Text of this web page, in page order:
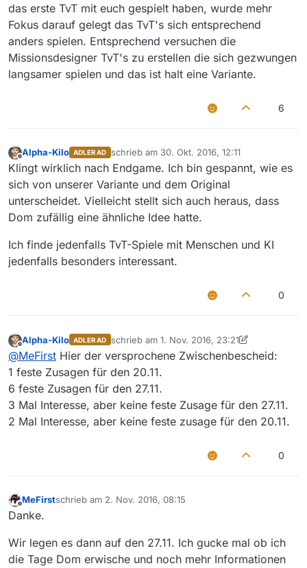
das erste TvT mit euch gespielt haben, wurde mehr
Fokus darauf gelegt das TvT's sich entsprechend
anders spielen. Entsprechend versuchen die
Missionsdesigner TvT's zu erstellen die sich gezwungen
langsamer spielen und das ist halt eine Variante.
6
Offline
Alpha-Kilo ADLER AD schrieb am 30. Okt. 2016, 12:11
zuletzt editiert von
Klingt wirklich nach Endgame. Ich bin gespannt, wie es
sich von unserer Variante und dem Original
unterscheidet. Vielleicht stellt sich auch heraus, dass
Dom zufällig eine ähnliche Idee hatte.
Ich finde jedenfalls TvT-Spiele mit Menschen und KI
jedenfalls besonders interessant.
0
Offline
Alpha-Kilo ADLER AD schrieb am 1. Nov. 2016, 23:21
zuletzt editiert von Alpha-Kilo11. Jan. 2016,
@MeFirst Hier der versprochene Zwischenbescheid:
1 feste Zusagen für den 20.11.
6 feste Zusagen für den 27.11.
3 Mal Interesse, aber keine feste Zusage für den 27.11.
2 Mal Interesse, aber keine feste zusage für den 20.11.
0
Offline
MeFirstschrieb am 2. Nov. 2016, 08:15
zuletzt editiert von
Danke.
Wir legen es dann auf den 27.11. Ich gucke mal ob ich
die Tage Dom erwische und noch mehr Informationen